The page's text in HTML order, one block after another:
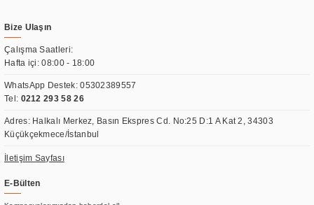
Bize Ulaşın
Çalışma Saatleri:
Hafta içi: 08:00 - 18:00
WhatsApp Destek:05302389557
Tel: 0212 293 58 26
Adres: Halkalı Merkez, Basın Ekspres Cd. No:25 D:1 A Kat 2, 34303
Küçükçekmece/İstanbul
İletişim Sayfası
E-Bülten